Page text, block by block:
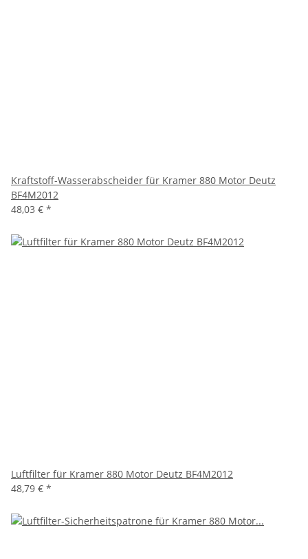
Kraftstoff-Wasserabscheider für Kramer 880 Motor Deutz
BF4M2012
48,03 € *
Luftfilter für Kramer 880 Motor Deutz BF4M2012
48,79 € *